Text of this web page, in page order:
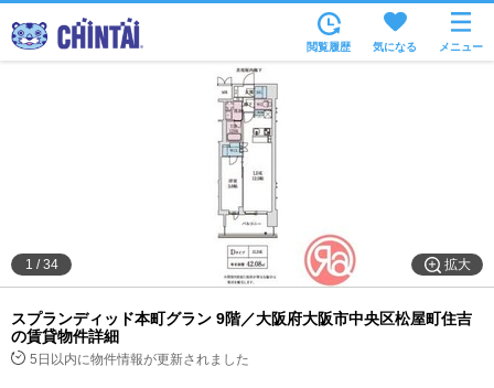
沿線・駅から
住所から
家賃相場から
通勤通学時間から
物件特集から
不動産会社から
TOP
閲覧履歴 気になる メニュー
拡大
1 /34
スプランディッド本町グラン 9階／大阪府大阪市中央区松屋町住吉
の賃貸物件詳細
5日以内に物件情報が更新されました